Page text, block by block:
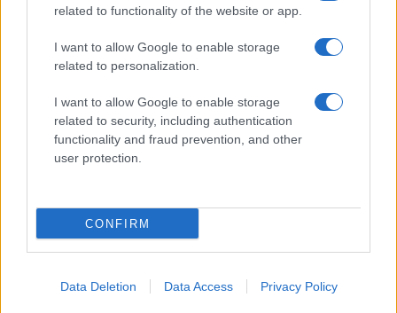
related to functionality of the website or app.
I want to allow Google to enable storage
related to personalization.
I want to allow Google to enable storage
related to security, including authentication
functionality and fraud prevention, and other
user protection.
CONFIRM
Data Deletion Data Access Privacy Policy
NECROLOGIE
Mario Malu
Paolo Pinna